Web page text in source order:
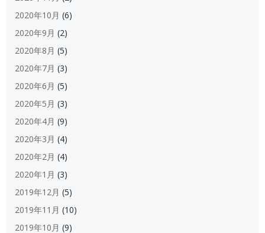
2020年10月 (6)
2020年9月 (2)
2020年8月 (5)
2020年7月 (3)
2020年6月 (5)
2020年5月 (3)
2020年4月 (9)
2020年3月 (4)
2020年2月 (4)
2020年1月 (3)
2019年12月 (5)
2019年11月 (10)
2019年10月 (9)